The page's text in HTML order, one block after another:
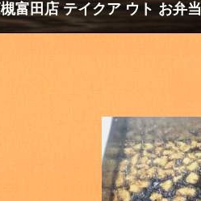
富田店 テイクア ウト お